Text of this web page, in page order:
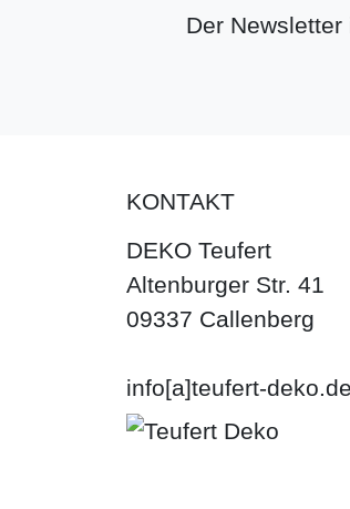
Der
KONTAKT
DEKO Teufert
Altenburger Str. 41
09337 Callenberg
info[a]teufert-deko.de